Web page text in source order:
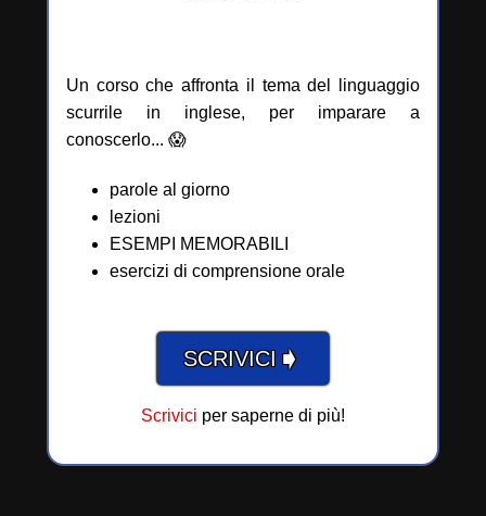
Un corso che affronta il tema del linguaggio
scurrile in inglese, per imparare a
conoscerlo... 😱
parole al giorno
lezioni
ESEMPI MEMORABILI
esercizi di comprensione orale
SCRIVICI ➧
Scrivici per saperne di più!